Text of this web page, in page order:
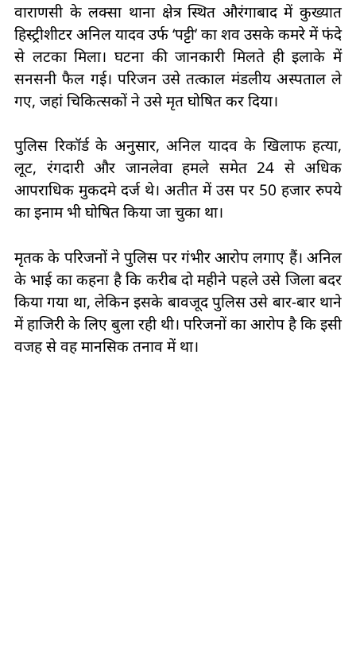
वाराणसी के लक्सा थाना क्षेत्र स्थित औरंगाबाद में कुख्यात
हिस्ट्रीशीटर अनिल यादव उर्फ ‘पट्टी’ का शव उसके कमरे में फंदे
से लटका मिला। घटना की जानकारी मिलते ही इलाके में
सनसनी फैल गई। परिजन उसे तत्काल मंडलीय अस्पताल ले
गए, जहां चिकित्सकों ने उसे मृत घोषित कर दिया।
पुलिस रिकॉर्ड के अनुसार, अनिल यादव के खिलाफ हत्या,
लूट, रंगदारी और जानलेवा हमले समेत 24 से अधिक
आपराधिक मुकदमे दर्ज थे। अतीत में उस पर 50 हजार रुपये
का इनाम भी घोषित किया जा चुका था।
मृतक के परिजनों ने पुलिस पर गंभीर आरोप लगाए हैं। अनिल
के भाई का कहना है कि करीब दो महीने पहले उसे जिला बदर
किया गया था, लेकिन इसके बावजूद पुलिस उसे बार-बार थाने
में हाजिरी के लिए बुला रही थी। परिजनों का आरोप है कि इसी
वजह से वह मानसिक तनाव में था।